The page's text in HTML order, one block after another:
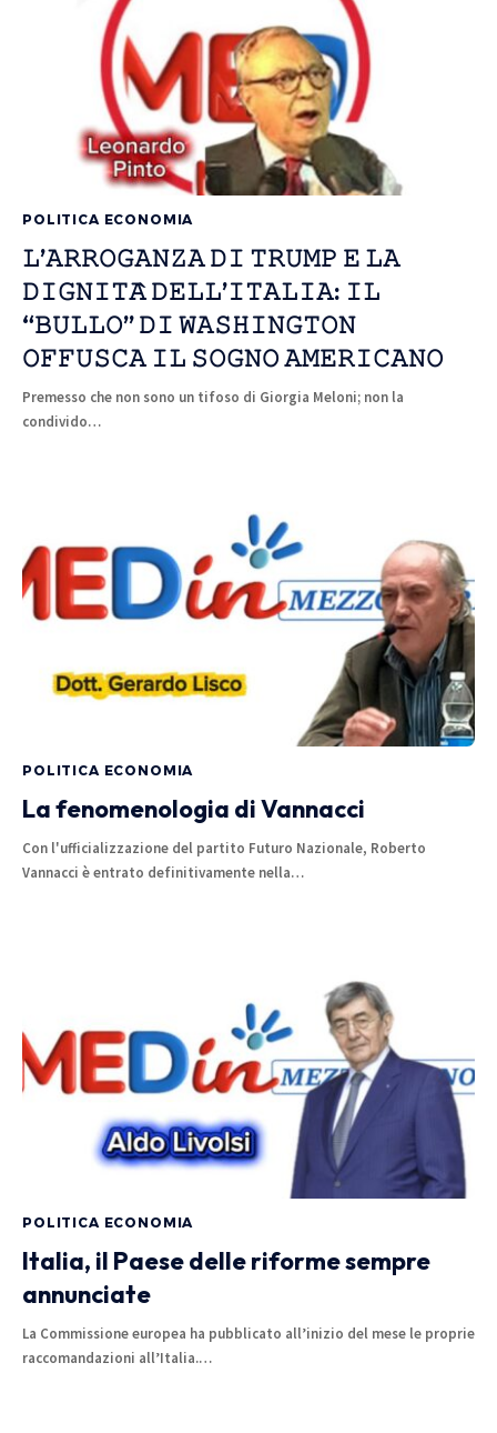
POLITICA ECONOMIA
𝙻’𝙰𝚁𝚁𝙾𝙶𝙰𝙽𝚉𝙰 𝙳𝙸 𝚃𝚁𝚄𝙼𝙿 𝙴 𝙻𝙰
𝙳𝙸𝙶𝙽𝙸𝚃𝙰̀ 𝙳𝙴𝙻𝙻’𝙸𝚃𝙰𝙻𝙸𝙰: 𝙸𝙻
“𝙱𝚄𝙻𝙻𝙾” 𝙳𝙸 𝚆𝙰𝚂𝙷𝙸𝙽𝙶𝚃𝙾𝙽
𝙾𝙵𝙵𝚄𝚂𝙲𝙰 𝙸𝙻 𝚂𝙾𝙶𝙽𝙾 𝙰𝙼𝙴𝚁𝙸𝙲𝙰𝙽𝙾
Premesso che non sono un tifoso di Giorgia Meloni; non la
condivido…
POLITICA ECONOMIA
La fenomenologia di Vannacci
Con l'ufficializzazione del partito Futuro Nazionale, Roberto
Vannacci è entrato definitivamente nella…
POLITICA ECONOMIA
Italia, il Paese delle riforme sempre
annunciate
La Commissione europea ha pubblicato all’inizio del mese le proprie
raccomandazioni all’Italia.…